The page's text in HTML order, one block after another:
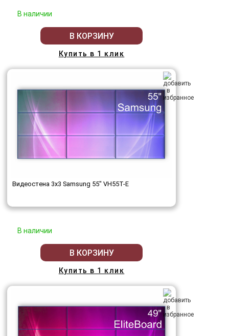
В наличии
В КОРЗИНУ
Купить в 1 клик
Видеостена 3x3 Samsung 55" VH55T-E
В наличии
В КОРЗИНУ
Купить в 1 клик